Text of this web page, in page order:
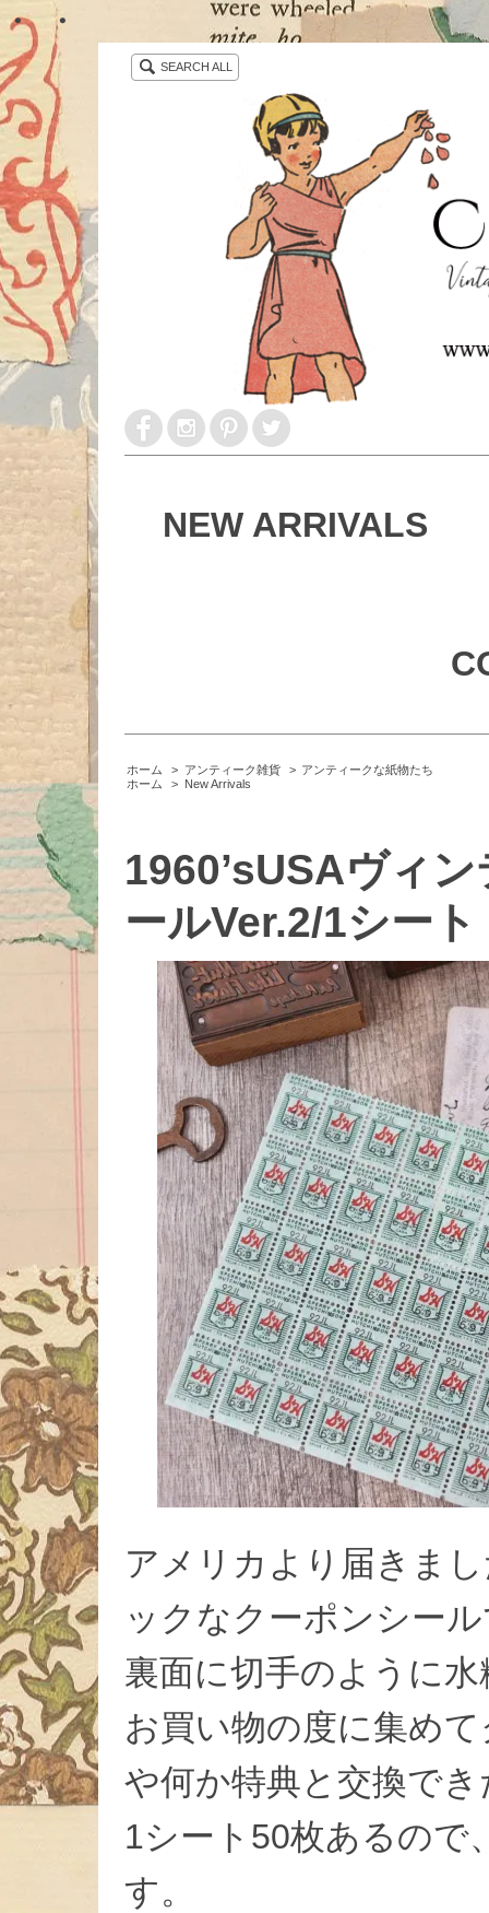
・ ・
SEARCH ALL
NEW ARRIVALS
ホーム > アンティーク雑貨 > アンティークな紙物たち
ホーム
> New Arrivals
1960’sUSAヴィ
ールVer.2/1シート
アメリカより届きま
ックなクーポンシー
裏面に切手のように
お買い物の度に集め
や何か特典と交換で
1シート50枚あるので
す。